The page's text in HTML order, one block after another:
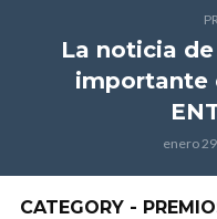
La noticia
importante
enero
CATEGORY -